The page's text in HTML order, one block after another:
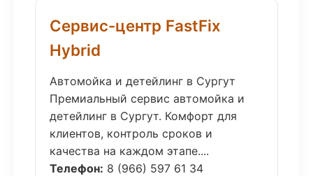
Сервис-центр FastFix
Hybrid
Автомойка и детейлинг в Сургут
Премиальный сервис автомойка и
детейлинг в Сургут. Комфорт для
клиентов, контроль сроков и
качества на каждом этапе....
Телефон: 8 (966) 597 61 34